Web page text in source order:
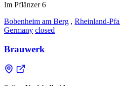
Im Pflänzer 6
Bobenheim am Berg , Rheinland-
Germany closed
Brauwerk